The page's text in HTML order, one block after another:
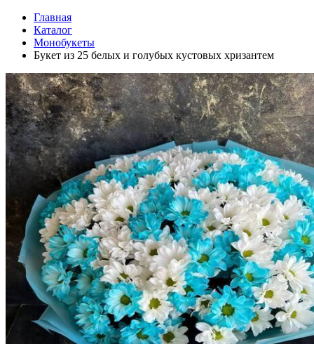
Главная
Каталог
Монобукеты
Букет из 25 белых и голубых кустовых хризантем